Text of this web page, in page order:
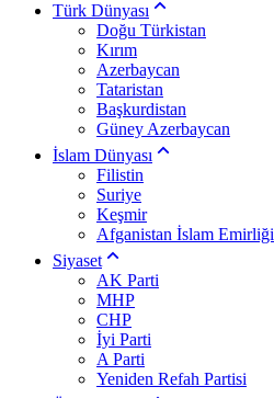
Türk Dünyası
Doğu Türkistan
Kırım
Azerbaycan
Tataristan
Başkurdistan
Güney Azerbaycan
İslam Dünyası
Filistin
Suriye
Keşmir
Afganistan İslam Emirliği
Siyaset
AK Parti
MHP
CHP
İyi Parti
A Parti
Yeniden Refah Partisi